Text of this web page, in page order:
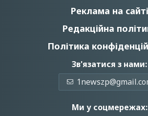
Реклама на сайті
Редакційна
Політика
Зв'язатися з нами:
Ми у соцмережах: